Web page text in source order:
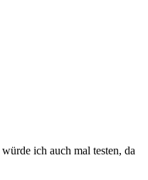
ich auch mal testen, da